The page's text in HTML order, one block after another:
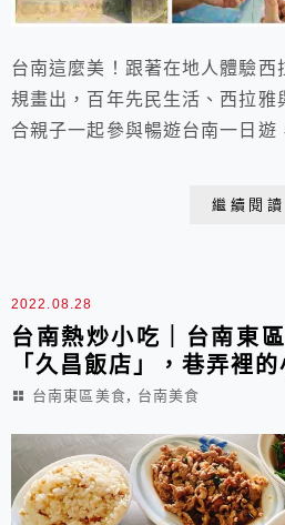
台南這麼美！跟著在地人體驗西
規畫出，百年先民生活、西拉雅
合親子一起參與暢遊台南一日遊
繼續閱讀
2022.08.28
台南熱炒小吃｜台南東
「久昌飯店」，巷弄裡的
台南東區美食, 台南美食